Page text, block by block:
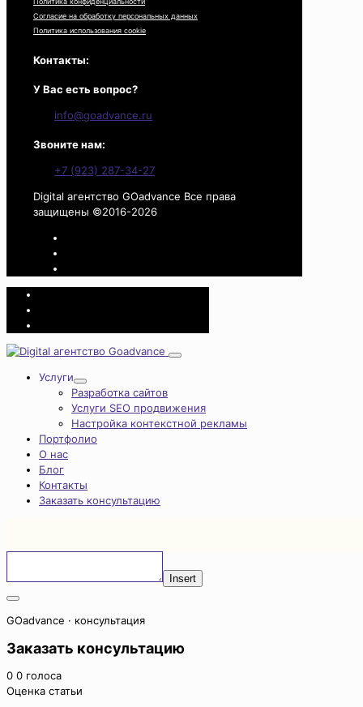
Согласие на обработку персональных данных
Политика использования cookie
Контакты:
У Вас есть вопрос?
info@goadvance.ru
Звоните нам:
+7 (923) 287-34-27
Digital агентство GOadvance Все права
защищены ©2016-2026
Услуги
Разработка сайтов
Услуги SEO продвижения
Настройка контекстной рекламы
Портфолио
О нас
Блог
Контакты
Заказать консультацию
Insert
GOadvance · консультация
Заказать консультацию
0 0 голоса
Оценка статьи